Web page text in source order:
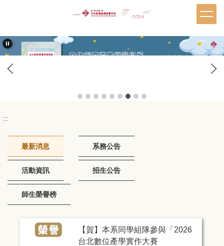
要
內
區
:::
最新消息 系務公告
活動資訊 招生公告
師生榮譽榜
【賀】本系同學組隊參與「2026
台北數位產學實作大賽